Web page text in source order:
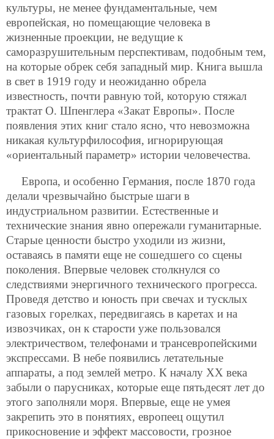
культуры, не менее фундаментальные, чем
европейская, но помещающие человека в
жизненные проекции, не ведущие к
саморазрушительным перспективам, подобным тем,
на которые обрек себя западный мир. Книга вышла
в свет в 1919 году и неожиданно обрела
известность, почти равную той, которую стяжал
трактат О. Шпенглера «Закат Европы». После
появления этих книг стало ясно, что невозможна
никакая культурфилософия, игнорирующая
«ориентальный параметр» истории человечества.
Европа, и особенно Германия, после 1870 года
делали чрезвычайно быстрые шаги в
индустриальном развитии. Естественные и
технические знания явно опережали гуманитарные.
Старые ценности быстро уходили из жизни,
оставаясь в памяти еще не сошедшего со сцены
поколения. Впервые человек столкнулся со
следствиями энергичного технического прогресса.
Проведя детство и юность при свечах и тусклых
газовых горелках, передвигаясь в каретах и на
извозчиках, он к старости уже пользовался
электричеством, телефонами и трансевропейскими
экспрессами. В небе появились летательные
аппараты, а под землей метро. К началу XX века
забыли о парусниках, которые еще пятьдесят лет до
этого заполняли моря. Впервые, еще не умея
закрепить это в понятиях, европеец ощутил
прикосновение и эффект массовости, грозное